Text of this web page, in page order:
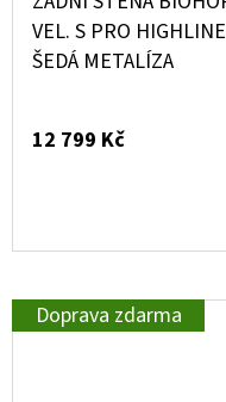
VEL. S PRO
ŠEDÁ METALÍZA
12 799 Kč
Doprava zdarma